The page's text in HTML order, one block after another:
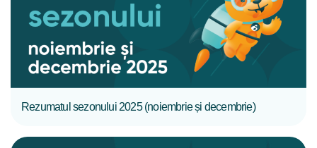
CITIȚI MAI MULT
Rezumatul sezonului 2025 (noiembrie și decembrie)